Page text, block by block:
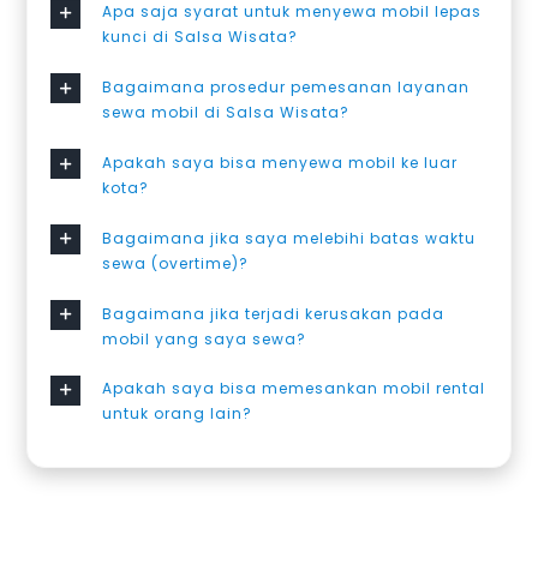
Apa saja syarat untuk menyewa mobil lepas
kunci di Salsa Wisata?
Bagaimana prosedur pemesanan layanan
sewa mobil di Salsa Wisata?
Apakah saya bisa menyewa mobil ke luar
kota?
Bagaimana jika saya melebihi batas waktu
sewa (overtime)?
Bagaimana jika terjadi kerusakan pada
mobil yang saya sewa?
Apakah saya bisa memesankan mobil rental
untuk orang lain?